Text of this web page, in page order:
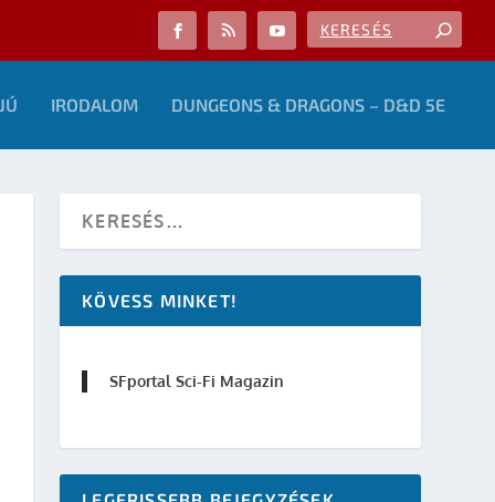
IRODALOM DUNGEONS & DRAGONS – D&D 5E
KÖVESS MINKET!
SFportal Sci-Fi Magazin